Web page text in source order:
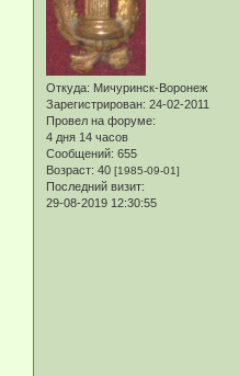
Откуда: Мичуринск-Воронеж
Зарегистрирован: 24-02-2011
Провел на форуме:
4 дня 14 часов
Сообщений: 655
Возраст: 40 [1985-09-01]
Последний визит:
29-08-2019 12:30:55